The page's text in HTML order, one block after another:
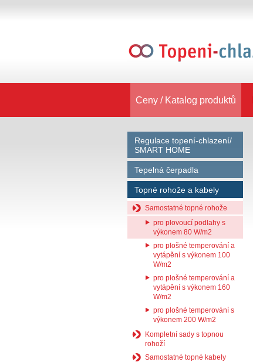
Ceny / Katalog produktů
Regulace topení-chlazení/
SMART HOME
Tepelná čerpadla
Topné rohože a kabely
Samostatné topné rohože
pro plovoucí podlahy s
výkonem 80 W/m2
pro plošné temperování a
vytápění s výkonem 100
W/m2
pro plošné temperování a
vytápění s výkonem 160
W/m2
pro plošné temperování s
výkonem 200 W/m2
Kompletní sady s topnou
rohoží
Samostatné topné kabely